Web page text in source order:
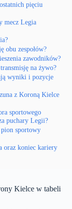
pięciu
mecz Legia
obu zespołów?
zawodników?
na żywo?
wyniki i pozycje
z Koroną Kielce
sportowego
puchary Legii?
sportowy
oraz koniec kariery
Kielce w tabeli